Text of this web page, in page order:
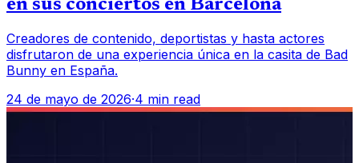
en sus conciertos en Barcelona
Creadores de contenido, deportistas y hasta actores
disfrutaron de una experiencia única en la casita de Bad
Bunny en España.
24 de mayo de 2026·4 min read